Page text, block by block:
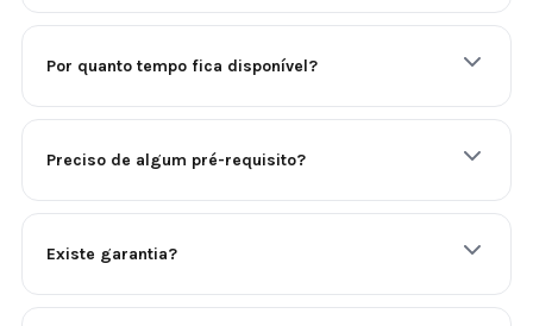
Por quanto tempo fica disponível?
Preciso de algum pré-requisito?
Existe garantia?